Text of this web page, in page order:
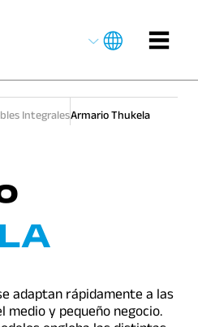
IntegralesArmario Thukela
adaptan rápidamente a las
y pequeño negocio.